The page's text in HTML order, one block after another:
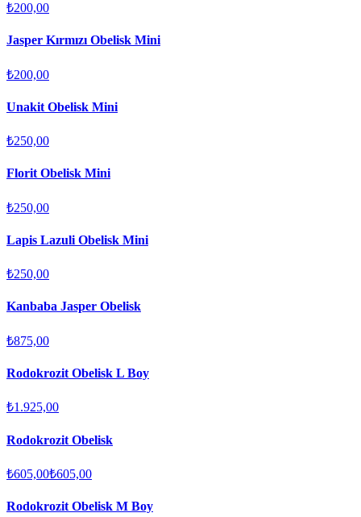
₺200,00
Jasper Kırmızı Obelisk Mini
₺200,00
Unakit Obelisk Mini
₺250,00
Florit Obelisk Mini
₺250,00
Lapis Lazuli Obelisk Mini
₺250,00
Kanbaba Jasper Obelisk
₺875,00
Rodokrozit Obelisk L Boy
₺1.925,00
Rodokrozit Obelisk
₺605,00₺605,00
Rodokrozit Obelisk M Boy